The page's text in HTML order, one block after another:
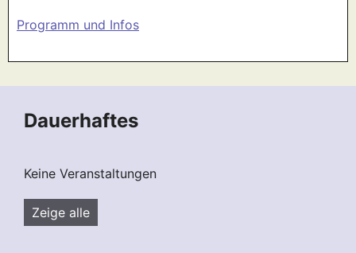
Programm und Infos
Dauerhaftes
Keine Veranstaltungen
Zeige alle